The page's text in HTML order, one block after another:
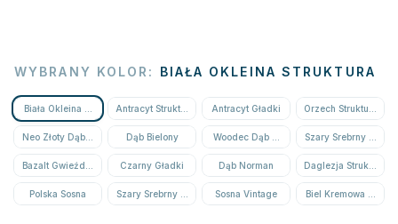
WYBRANY KOLOR : BIAŁA OKLEINA STRUKTURA
Biała Okleina StrukturaAntracyt Struktura Antracyt Gładki Orzech Struktura
Neo Złoty Dąb Struktura Dąb Bielony Woodec Dąb MiodowySzary Srebrny
Bazalt Gwieździsty Czarny Gładki Dąb Norman Daglezja Struktura
Polska Sosna Szary Srebrny Gładki Sosna Vintage Biel Kremowa